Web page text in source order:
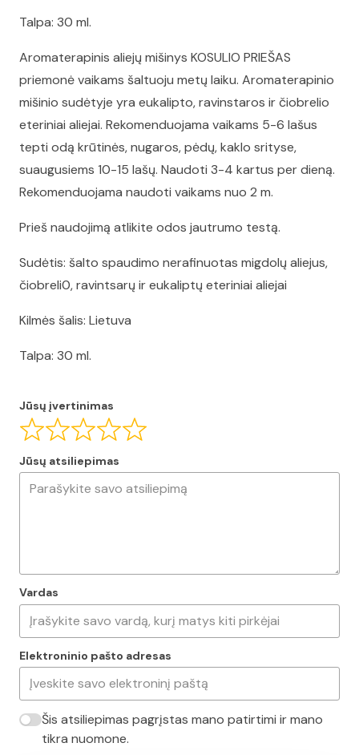
Talpa: 30 ml.
Aromaterapinis aliejų mišinys KOSULIO PRIEŠAS
priemonė vaikams šaltuoju metų laiku. Aromaterapinio
mišinio sudėtyje yra eukalipto, ravinstaros ir čiobrelio
eteriniai aliejai. Rekomenduojama vaikams 5-6 lašus
tepti odą krūtinės, nugaros, pėdų, kaklo srityse,
suaugusiems 10-15 lašų. Naudoti 3-4 kartus per dieną.
Rekomenduojama naudoti vaikams nuo 2 m.
Prieš naudojimą atlikite odos jautrumo testą.
Sudėtis: šalto spaudimo nerafinuotas migdolų aliejus,
čiobreli0, ravintsarų ir eukaliptų eteriniai aliejai
Kilmės šalis: Lietuva
Talpa: 30 ml.
Jūsų įvertinimas
Jūsų atsiliepimas
Vardas
Elektroninio pašto adresas
Šis atsiliepimas pagrįstas mano patirtimi ir mano
tikra nuomone.